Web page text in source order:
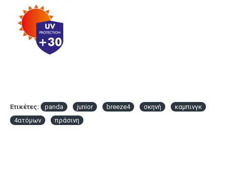
Ετικέτες: panda junior breeze4 σκηνή
καμπινγκ
4ατόμων
πράσινη